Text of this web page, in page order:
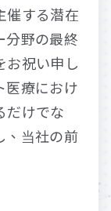
催する潜在
分野の最終
お祝い申し
医療におけ
だけでな
、当社の前